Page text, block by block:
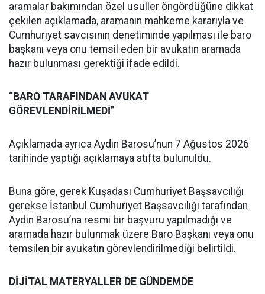
aramalar bakımından özel usuller öngördüğüne dikkat
çekilen açıklamada, aramanın mahkeme kararıyla ve
Cumhuriyet savcısının denetiminde yapılması ile baro
başkanı veya onu temsil eden bir avukatın aramada
hazır bulunması gerektiği ifade edildi.
“BARO TARAFINDAN AVUKAT
GÖREVLENDİRİLMEDİ”
Açıklamada ayrıca Aydın Barosu’nun 7 Ağustos 2026
tarihinde yaptığı açıklamaya atıfta bulunuldu.
Buna göre, gerek Kuşadası Cumhuriyet Başsavcılığı
gerekse İstanbul Cumhuriyet Başsavcılığı tarafından
Aydın Barosu’na resmi bir başvuru yapılmadığı ve
aramada hazır bulunmak üzere Baro Başkanı veya onu
temsilen bir avukatın görevlendirilmediği belirtildi.
DİJİTAL MATERYALLER DE GÜNDEMDE